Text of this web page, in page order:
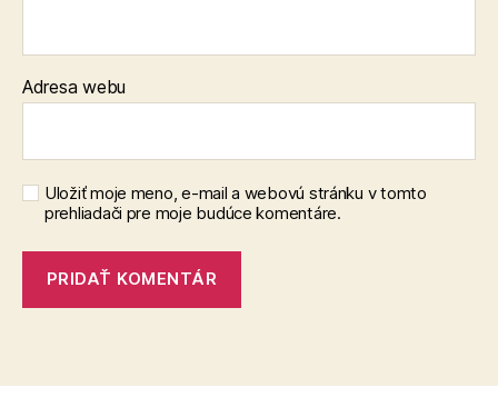
Adresa webu
Uložiť moje meno, e-mail a webovú stránku v tomto
prehliadači pre moje budúce komentáre.